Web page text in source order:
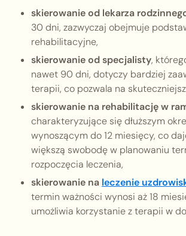
skierowanie od lekarza
30 dni, zazwyczaj obejmuje
rehabilitacyjne,
skierowanie od specjalisty,
nawet 90 dni, dotyczy bardziej
terapii, co pozwala na
skierowanie na rehabilitację w
charakteryzujące się dłuższym
wynoszącym do 12 miesięcy, co
większą swobodę w planowaniu
rozpoczęcia leczenia,
skierowanie na leczenie
termin ważności wynosi aż 18
umożliwia korzystanie z terapii w